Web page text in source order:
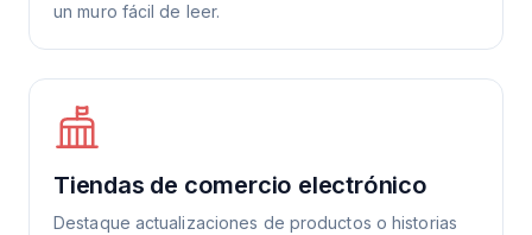
un muro fácil de leer.
Tiendas de comercio electrónico
Destaque actualizaciones de productos o historias